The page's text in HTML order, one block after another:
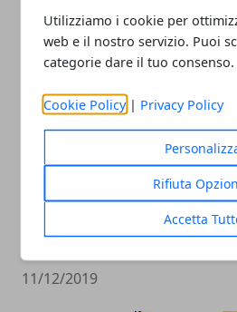
Utilizziamo i cookie per
web e il nostro servizio. Puoi
categorie dare il tuo consenso.
Cookie Policy | Privacy Policy
Rifiuta
Accetta
ARTICOLI CORRELATI
11/12/2019